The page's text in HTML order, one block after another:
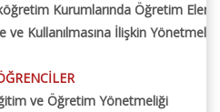
Kurumlarında Öğretim
ve Kullanılmasına İlişkin Yönetmelik
ve Öğretim Yönetmeliği